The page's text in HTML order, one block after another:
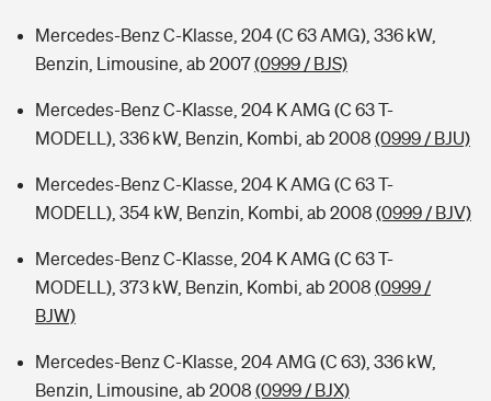
Mercedes-Benz C-Klasse, 204 (C 63 AMG), 336 kW,
Benzin, Limousine, ab 2007(0999 / BJS)
Mercedes-Benz C-Klasse, 204 K AMG (C 63 T-
MODELL), 336 kW, Benzin, Kombi, ab 2008 (0999 / BJU)
Mercedes-Benz C-Klasse, 204 K AMG (C 63 T-
MODELL), 354 kW, Benzin, Kombi, ab 2008 (0999 / BJV)
Mercedes-Benz C-Klasse, 204 K AMG (C 63 T-
MODELL), 373 kW, Benzin, Kombi, ab 2008 (0999 /
BJW)
Mercedes-Benz C-Klasse, 204 AMG (C 63), 336 kW,
Benzin, Limousine, ab 2008 (0999 / BJX)